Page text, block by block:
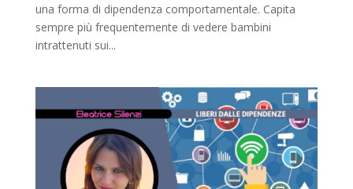
una forma di dipendenza comportamentale. Capita
sempre più frequentemente di vedere bambini
intrattenuti sui...